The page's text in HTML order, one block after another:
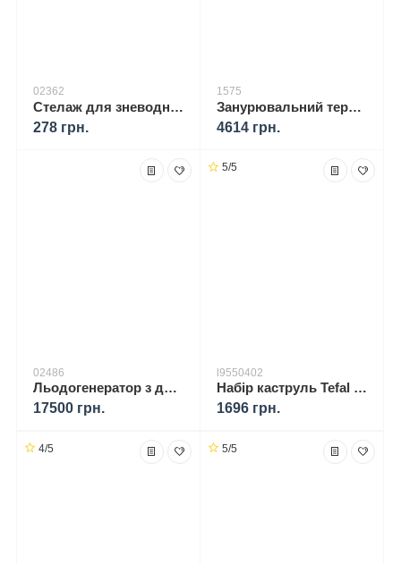
02362
Стелаж для зневоднення харчових продуктів YOER VitaSave FD01S
278 грн.
1575
Занурювальний термостат SILVERCREST SSVS 1000 B2, апарат для приготування в режимі Сувід 01575
4614 грн.
02486
Льодогенератор з диспенсером води YOER Everest IMW02S
17500 грн.
5/5
l9550402
Набір каструль Tefal Ingenio Preference
1696 грн.
4/5 5/5